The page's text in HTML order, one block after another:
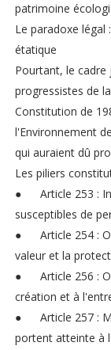
patrimoine
Le paradoxe
étatique
Pourtant, le cadre
progressistes de
Constitution de
l'Environnement
qui auraient dû
Les piliers
●
Article 253 :
susceptibles de
●
Article 254 :
valeur et la
●
Article 256 :
création et à
●
Article 257 :
portent atteinte à